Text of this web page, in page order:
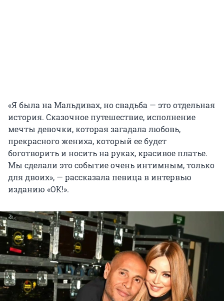
«Я была на Мальдивах, но свадьба — это отдельная
история. Сказочное путешествие, исполнение
мечты девочки, которая загадала любовь,
прекрасного жениха, который ее будет
боготворить и носить на руках, красивое платье.
Мы сделали это событие очень интимным, только
для двоих», — рассказала певица в интервью
изданию «ОК!».